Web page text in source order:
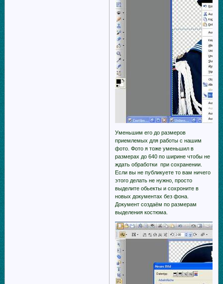
Уменьшим его до размеров
приемлемых для работы с нашим
фото. Фото я тоже уменьшил в
размерах до 640 по ширине чтобы не
ждать обработки при сохранении.
Если вы не публикуете то вам ничего
этого делать не нужно, просто
выделите обьекты и сохроните в
новых документах без фона.
Документ создаём по размерам
выделения костюма.